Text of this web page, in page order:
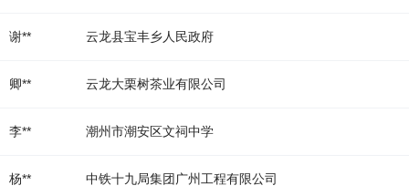
谢** 云龙县宝丰乡人民政府
卿** 云龙大栗树茶业有限公司
李** 潮州市潮安区文祠中学
杨** 中铁十九局集团广州工程有限公司